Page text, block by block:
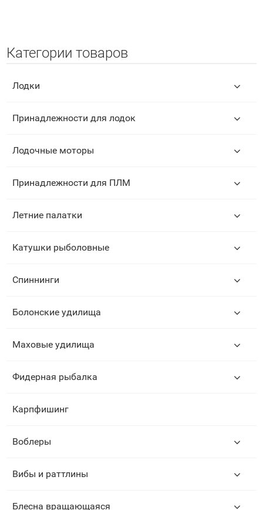
Категории товаров
Лодки
Принадлежности для лодок
Лодочные моторы
Принадлежности для ПЛМ
Летние палатки
Катушки рыболовные
Спиннинги
Болонские удилища
Маховые удилища
Фидерная рыбалка
Карпфишинг
Воблеры
Вибы и раттлины
Блесна вращающаяся